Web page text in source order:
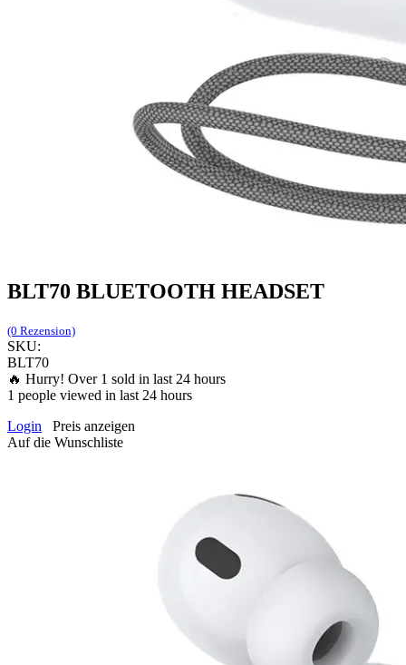
BLT70 BLUETOOTH HEADSET
(0 Rezension)
SKU:
BLT70
🔥 Hurry! Over 1 sold in last 24 hours
1 people viewed in last 24 hours
Login
Preis anzeigen
Auf die Wunschliste